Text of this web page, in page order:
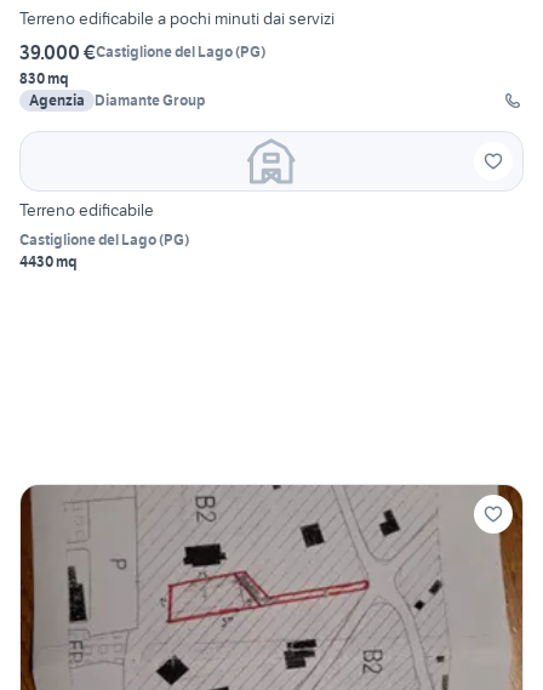
Terreno edificabile a pochi minuti dai servizi
39.000 €Castiglione del Lago(PG)
830 mq
Agenzia
Diamante Group
Terreno edificabile
Castiglione del Lago(PG)
4430 mq